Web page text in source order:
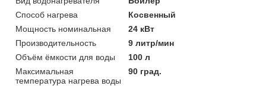
Способ нагрева
Косвенный
Мощность номинальная
24 кВт
Производительность
9 литр/мин
Объём ёмкости для воды
100 л
Максимальная
температура нагрева воды
90 град.